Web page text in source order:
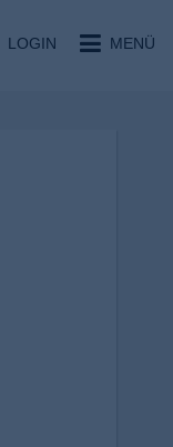
MENÜ
LOGIN